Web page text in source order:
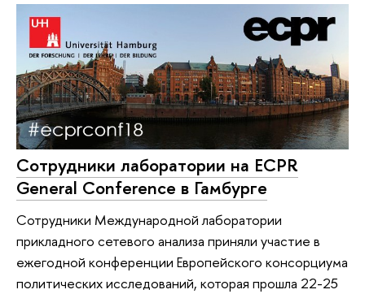
Сотрудники лаборатории на ECPR
General Conference в Гамбурге
Сотрудники Международной лаборатории
прикладного сетевого анализа приняли участие в
ежегодной конференции Европейского консорциума
политических исследований, которая прошла 22-25